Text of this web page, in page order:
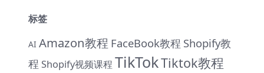
标签
AI Amazon教程 FaceBook教程 Shopify教
程 Shopify视频课程 TikTokTiktok教程